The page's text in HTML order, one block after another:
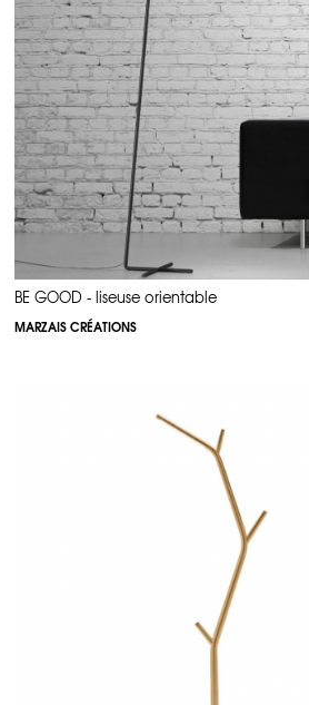
BE GOOD - liseuse orientable
MARZAIS CRÉATIONS